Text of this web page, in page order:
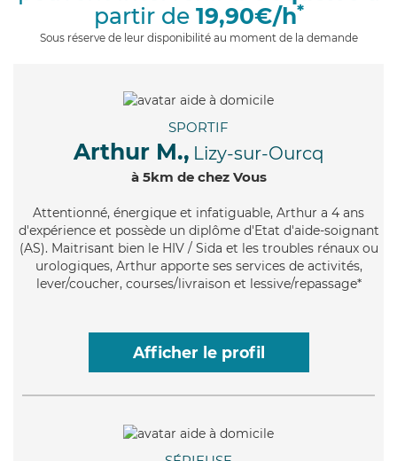
partir de 19,90€/h*
Sous réserve de leur disponibilité au moment de la demande
SPORTIF
Arthur M., Lizy-sur-Ourcq
à 5km de chez Vous
Attentionné, énergique et infatiguable, Arthur a 4 ans
d'expérience et possède un diplôme d'Etat d'aide-soignant
(AS). Maitrisant bien le HIV / Sida et les troubles rénaux ou
urologiques, Arthur apporte ses services de activités,
lever/coucher, courses/livraison et lessive/repassage*
Afficher le profil